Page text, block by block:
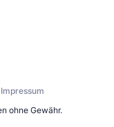
ohne Gewähr.
Impressum